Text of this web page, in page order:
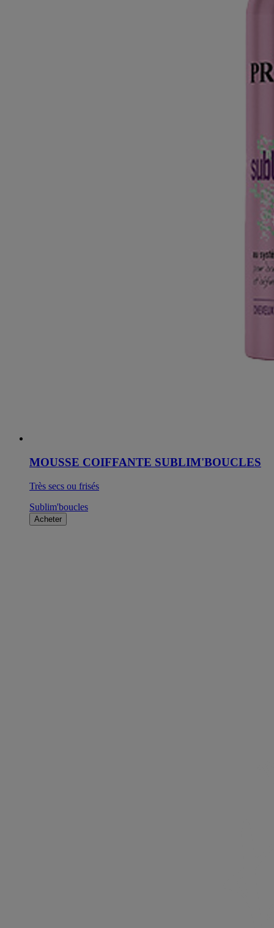
MOUSSE COIFFANTE SUBLIM'BOUCLES
Très secs ou frisés
Sublim'boucles
Acheter